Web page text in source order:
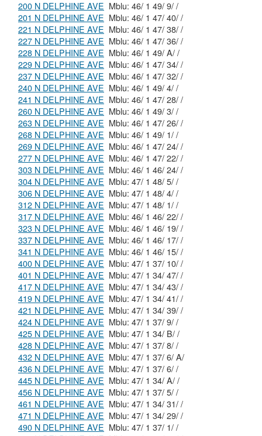
200 N DELPHINE AVE
Mblu: 46/ 1 49/ 9/ /
201 N DELPHINE AVE
Mblu: 46/ 1 47/ 40/ /
221 N DELPHINE AVE
Mblu: 46/ 1 47/ 38/ /
227 N DELPHINE AVE
Mblu: 46/ 1 47/ 36/ /
228 N DELPHINE AVE
Mblu: 46/ 1 49/ A/ /
229 N DELPHINE AVE
Mblu: 46/ 1 47/ 34/ /
237 N DELPHINE AVE
Mblu: 46/ 1 47/ 32/ /
240 N DELPHINE AVE
Mblu: 46/ 1 49/ 4/ /
241 N DELPHINE AVE
Mblu: 46/ 1 47/ 28/ /
260 N DELPHINE AVE
Mblu: 46/ 1 49/ 3/ /
263 N DELPHINE AVE
Mblu: 46/ 1 47/ 26/ /
268 N DELPHINE AVE
Mblu: 46/ 1 49/ 1/ /
269 N DELPHINE AVE
Mblu: 46/ 1 47/ 24/ /
277 N DELPHINE AVE
Mblu: 46/ 1 47/ 22/ /
303 N DELPHINE AVE
Mblu: 46/ 1 46/ 24/ /
304 N DELPHINE AVE
Mblu: 47/ 1 48/ 5/ /
306 N DELPHINE AVE
Mblu: 47/ 1 48/ 4/ /
312 N DELPHINE AVE
Mblu: 47/ 1 48/ 1/ /
317 N DELPHINE AVE
Mblu: 46/ 1 46/ 22/ /
323 N DELPHINE AVE
Mblu: 46/ 1 46/ 19/ /
337 N DELPHINE AVE
Mblu: 46/ 1 46/ 17/ /
341 N DELPHINE AVE
Mblu: 46/ 1 46/ 15/ /
400 N DELPHINE AVE
Mblu: 47/ 1 37/ 10/ /
401 N DELPHINE AVE
Mblu: 47/ 1 34/ 47/ /
417 N DELPHINE AVE
Mblu: 47/ 1 34/ 43/ /
419 N DELPHINE AVE
Mblu: 47/ 1 34/ 41/ /
421 N DELPHINE AVE
Mblu: 47/ 1 34/ 39/ /
424 N DELPHINE AVE
Mblu: 47/ 1 37/ 9/ /
425 N DELPHINE AVE
Mblu: 47/ 1 34/ B/ /
428 N DELPHINE AVE
Mblu: 47/ 1 37/ 8/ /
432 N DELPHINE AVE
Mblu: 47/ 1 37/ 6/ A/
436 N DELPHINE AVE
Mblu: 47/ 1 37/ 6/ /
445 N DELPHINE AVE
Mblu: 47/ 1 34/ A/ /
456 N DELPHINE AVE
Mblu: 47/ 1 37/ 5/ /
461 N DELPHINE AVE
Mblu: 47/ 1 34/ 31/ /
471 N DELPHINE AVE
Mblu: 47/ 1 34/ 29/ /
490 N DELPHINE AVE
Mblu: 47/ 1 37/ 1/ /